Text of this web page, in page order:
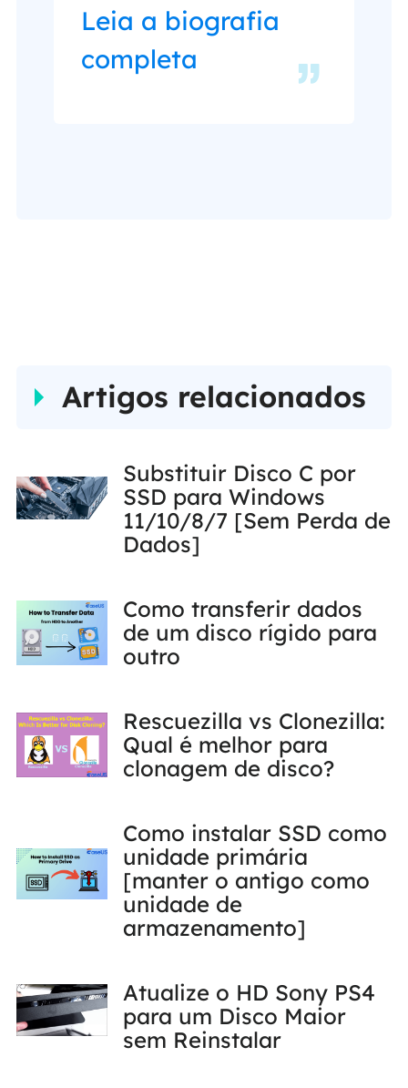
grande sensação
de realização
Leia a biografia
completa
Artigos relacionados
Substituir Disco C por
SSD para Windows
11/10/8/7 [Sem Perda de
Dados]
Como transferir dados
de um disco rígido para
outro
Rescuezilla vs Clonezilla:
Qual é melhor para
clonagem de disco?
Como instalar SSD como
unidade primária
[manter o antigo como
unidade de
armazenamento]
Atualize o HD Sony PS4
para um Disco Maior
sem Reinstalar